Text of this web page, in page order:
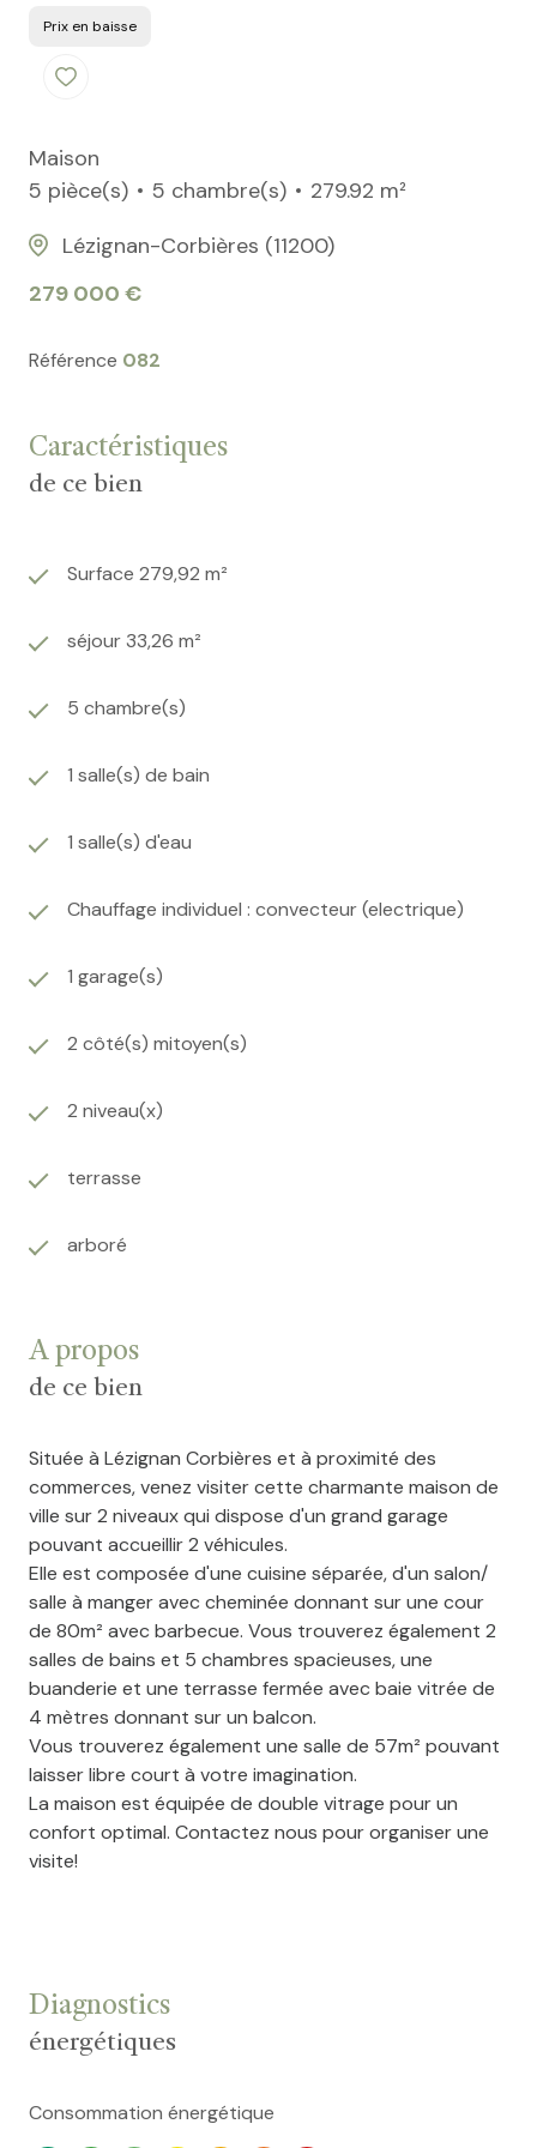
Prix en baisse
Maison
5 pièce(s)
5 chambre(s)
279.92 m²
Lézignan-Corbières (11200)
279 000 €
Référence 082
Caractéristiques
de ce bien
Surface 279,92 m²
séjour 33,26 m²
5 chambre(s)
1 salle(s) de bain
1 salle(s) d'eau
Chauffage individuel : convecteur (electrique)
1 garage(s)
2 côté(s) mitoyen(s)
2 niveau(x)
terrasse
arboré
A propos
de ce bien
Située à Lézignan Corbières et à proximité des
commerces, venez visiter cette charmante maison de
ville sur 2 niveaux qui dispose d'un grand garage
pouvant accueillir 2 véhicules.
Elle est composée d'une cuisine séparée, d'un salon/
salle à manger avec cheminée donnant sur une cour
de 80m² avec barbecue. Vous trouverez également 2
salles de bains et 5 chambres spacieuses, une
buanderie et une terrasse fermée avec baie vitrée de
4 mètres donnant sur un balcon.
Vous trouverez également une salle de 57m² pouvant
laisser libre court à votre imagination.
La maison est équipée de double vitrage pour un
confort optimal. Contactez nous pour organiser une
visite!
Diagnostics
énergétiques
Consommation énergétique